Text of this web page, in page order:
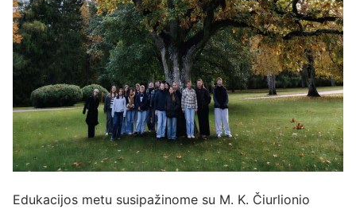
Edukacijos metu susipažinome su M. K. Čiurlionio